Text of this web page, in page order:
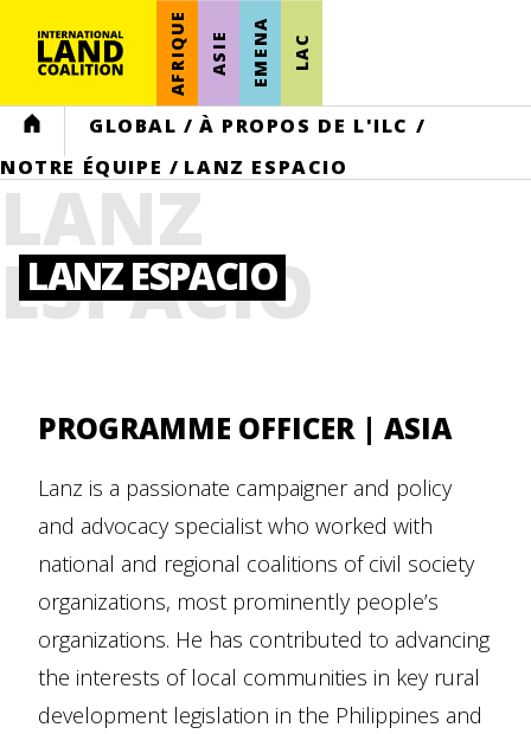
AFRIQUE ASIE EMENA LAC
HOME GLOBAL / À PROPOS DE L'ILC /
NOTRE ÉQUIPE / LANZ ESPACIO
LANZ
ESPACIO
LANZ ESPACIO
PROGRAMME OFFICER | ASIA
Lanz is a passionate campaigner and policy
and advocacy specialist who worked with
national and regional coalitions of civil society
organizations, most prominently people’s
organizations. He has contributed to advancing
the interests of local communities in key rural
development legislation in the Philippines and